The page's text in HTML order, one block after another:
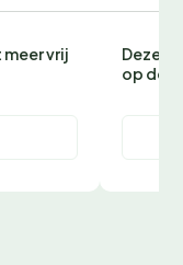
vrij
Deze
op de